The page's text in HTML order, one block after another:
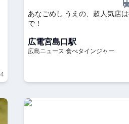
4
あなごめし うえの、超人気店
で！
広電宮島口駅
広島ニュース 食べタインジャー